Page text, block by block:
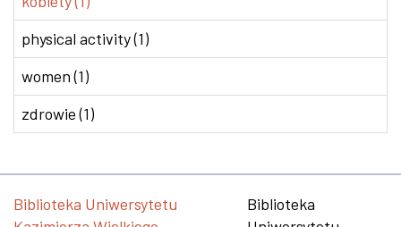
physical activity (1)
women (1)
zdrowie (1)
Biblioteka Uniwersytetu
Biblioteka